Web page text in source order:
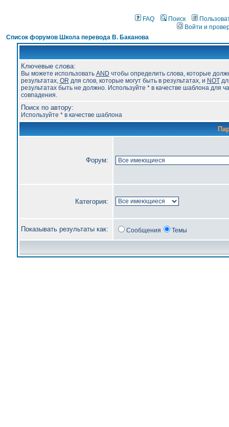
FAQ Поиск
Войти и
Список форумов Школа перевода В. Баканова
Ключевые слова:
Вы можете использовать AND чтобы определить слова, которые
результатах, OR для слов, которые могут быть в результатах, и NOT
результатах быть не должно. Используйте * в качестве шаблона для
совпадения.
Поиск по автору:
Используйте * в качестве шаблона
Форум:
Категория:
Показывать результаты как: Сообщения Темы